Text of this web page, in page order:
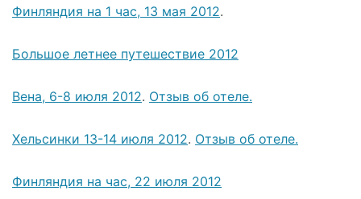
Финляндия на 1 час, 13 мая 2012.
Большое летнее путешествие 2012
Вена, 6-8 июля 2012. Отзыв об отеле.
Хельсинки 13-14 июля 2012. Отзыв об отеле.
Финляндия на час, 22 июля 2012